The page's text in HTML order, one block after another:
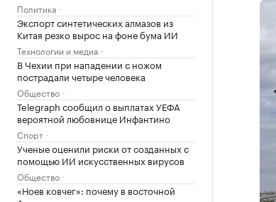
Политика
Экспорт синтетических алмазов из
Китая резко вырос на фоне бума ИИ
Технологии и медиа
В Чехии при нападении с ножом
пострадали четыре человека
Общество
Telegraph сообщил о выплатах УЕФА
вероятной любовнице Инфантино
Спорт
Ученые оценили риски от созданных с
помощью ИИ искусственных вирусов
Общество
«Ноев ковчег»: почему в восточной